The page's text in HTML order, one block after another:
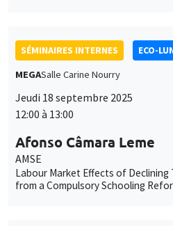
SÉMINAIRES INTERNES
ECO-
MEGASalle Carine Nourry
Jeudi 18 septembre 2025
12:00 à 13:00
Afonso Câmara Leme
AMSE
Labour Market Effects of Declining
from a Compulsory Schooling